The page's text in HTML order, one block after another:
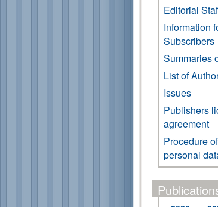
Editorial
Information
Subscribers
Summaries
List of
Issues
Publishers
agreement
Procedure
personal